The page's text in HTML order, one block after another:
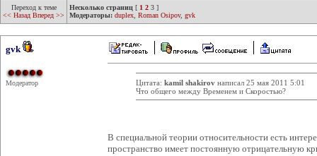
Переход к теме
<< Назад Вперед >>
Несколько страниц [ 1 2 3 ]
Модераторы: duplex Roman Osipov, gvk
gvk
Модератор Цитата: kamil shakirov написал 25 мая 2011 5:01
Что общего между Временем и Скоростью?
В специальной теории относительности есть
пространство имеет постоянную отрицательную